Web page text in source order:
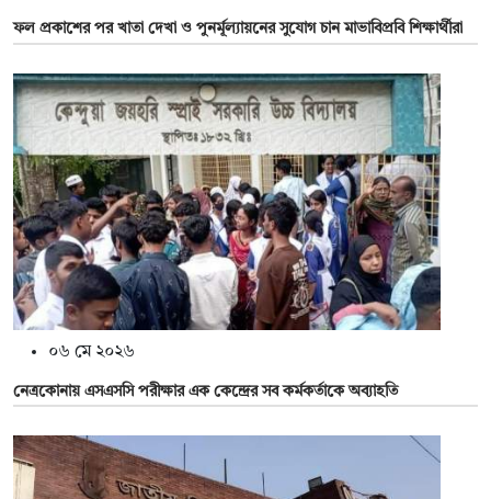
ফল প্রকাশের পর খাতা দেখা ও পুনর্মূল্যায়নের সুযোগ চান মাভাবিপ্রবি শিক্ষার্থীরা
০৬ মে ২০২৬
নেত্রকোনায় এসএসসি পরীক্ষার এক কেন্দ্রের সব কর্মকর্তাকে অব্যাহতি